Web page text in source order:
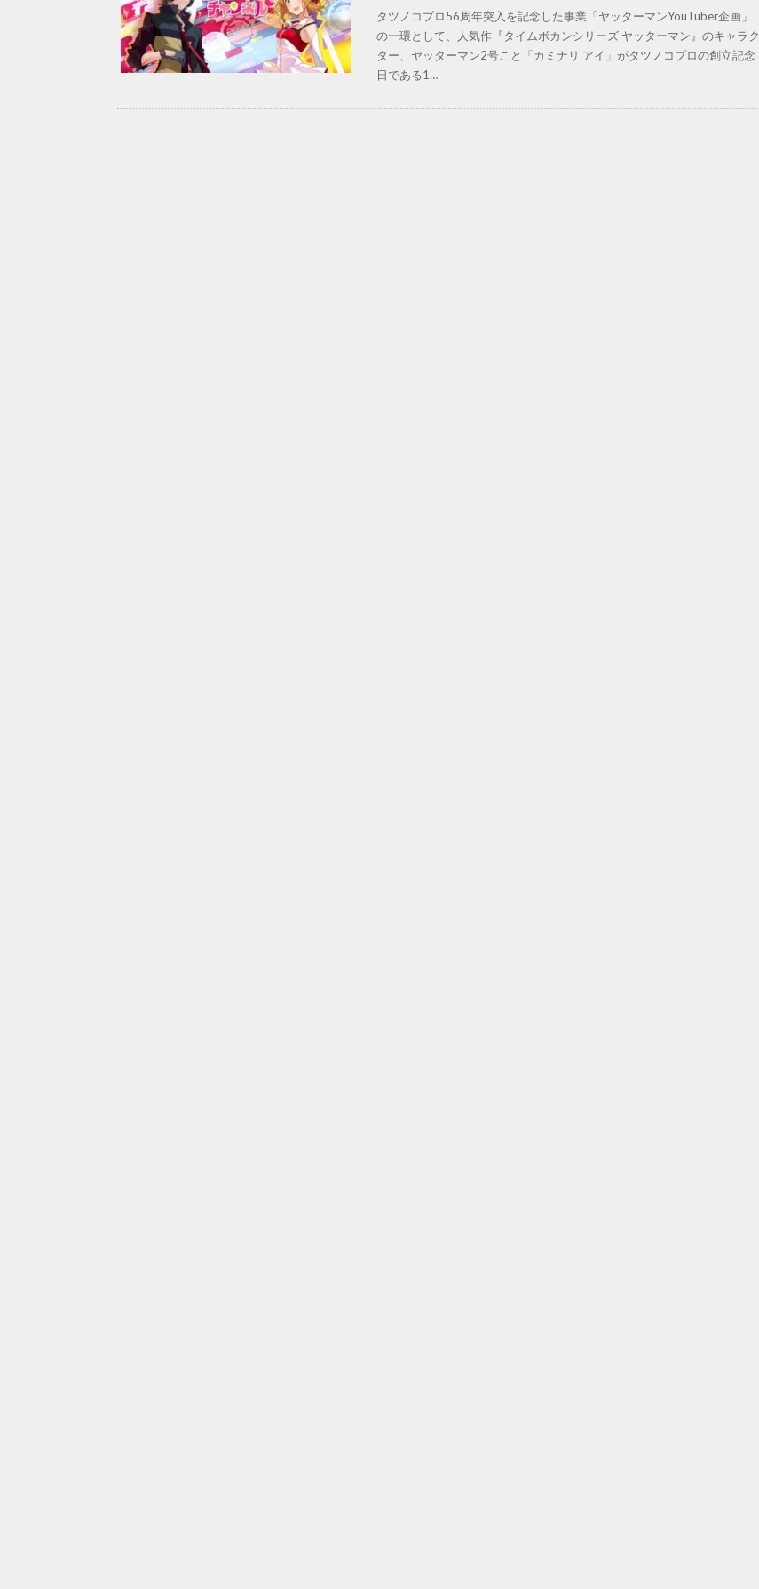
タツノコプロ56周年突入を記念した事業「ヤッターマンYouTuber企画」
の一環として、人気作『タイムボカンシリーズ ヤッターマン』のキャラク
ター、ヤッターマン2号こと「カミナリ アイ」がタツノコプロの創立記念
日である1…